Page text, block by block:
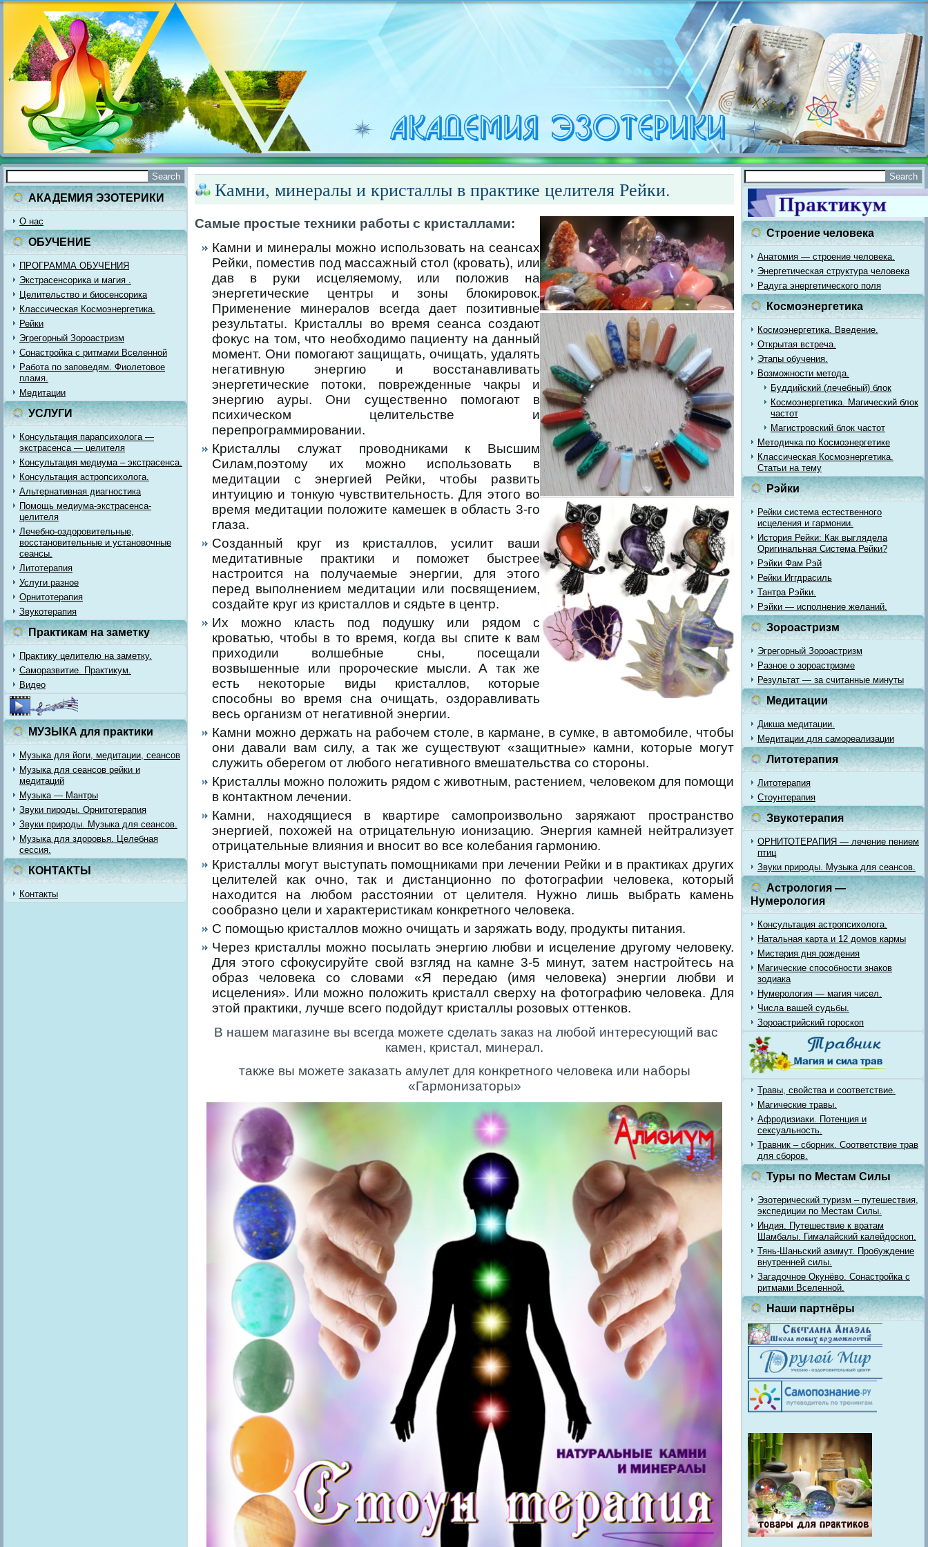
АКАДЕМИЯ ЭЗОТЕРИКИ
О нас
ОБУЧЕНИЕ
ПРОГРАММА ОБУЧЕНИЯ
Экстрасенсорика и магия .
Целительство и биосенсорика
Классическая Космоэнергетика.
Рейки
Эгрегорный Зороастризм
Сонастройка с ритмами Вселенной
Работа по заповедям. Фиолетовое
пламя.
Медитации
УСЛУГИ
Консультация парапсихолога —
экстрасенса — целителя
Консультация медиума – экстрасенса.
Консультация астропсихолога.
Альтернативная диагностика
Помощь медиума-экстрасенса-
целителя
Лечебно-оздоровительные,
восстановительные и установочные
сеансы.
Литотерапия
Услуги разное
Орнитотерапия
Звукотерапия
Практикам на заметку
Практику целителю на заметку.
Саморазвитие. Практикум.
Видео
МУЗЫКА для практики
Музыка для йоги, медитации, сеансов
Музыка для сеансов рейки и
медитаций
Музыка — Мантры
Звуки пироды. Орнитотерапия
Звуки природы. Музыка для сеансов.
Музыка для здоровья. Целебная
сессия.
КОНТАКТЫ
Контакты
Камни, минералы и кристаллы в практике целителя Рейки.
Самые простые техники работы с кристаллами:
Камни и минералы можно использовать на сеансах
Рейки, поместив под массажный стол (кровать), или
дав в руки исцеляемому, или положив на
энергетические центры и зоны блокировок.
Применение минералов всегда дает позитивные
результаты. Кристаллы во время сеанса создают
фокус на том, что необходимо пациенту на данный
момент. Они помогают защищать, очищать, удалять
негативную энергию и восстанавливать
энергетические потоки, поврежденные чакры и
энергию ауры. Они существенно помогают в
психическом целительстве и
перепрограммировании.
Кристаллы служат проводниками к Высшим
Силам,поэтому их можно использовать в
медитации с энергией Рейки, чтобы развить
интуицию и тонкую чувствительность. Для этого во
время медитации положите камешек в область 3-го
глаза.
Созданный круг из кристаллов, усилит ваши
медитативные практики и поможет быстрее
настроится на получаемые энергии, для этого
перед выполнением медитации или посвящением,
создайте круг из кристаллов и сядьте в центр.
Их можно класть под подушку или рядом с
кроватью, чтобы в то время, когда вы спите к вам
приходили волшебные сны, посещали
возвышенные или пророческие мысли. А так же
есть некоторые виды кристаллов, которые
способны во время сна очищать, оздоравливать
весь организм от негативной энергии.
Камни можно держать на рабочем столе, в кармане, в сумке, в автомобиле, чтобы
они давали вам силу, а так же существуют «защитные» камни, которые могут
служить оберегом от любого негативного вмешательства со стороны.
Кристаллы можно положить рядом с животным, растением, человеком для помощи
в контактном лечении.
Камни, находящиеся в квартире самопроизвольно заряжают пространство
энергией, похожей на отрицательную ионизацию. Энергия камней нейтрализует
отрицательные влияния и вносит во все колебания гармонию.
Кристаллы могут выступать помощниками при лечении Рейки и в практиках других
целителей как очно, так и дистанционно по фотографии человека, который
находится на любом расстоянии от целителя. Нужно лишь выбрать камень
сообразно цели и характеристикам конкретного человека.
С помощью кристаллов можно очищать и заряжать воду, продукты питания.
Через кристаллы можно посылать энергию любви и исцеление другому человеку.
Для этого сфокусируйте свой взгляд на камне 3-5 минут, затем настройтесь на
образ человека со словами «Я передаю (имя человека) энергии любви и
исцеления». Или можно положить кристалл сверху на фотографию человека. Для
этой практики, лучше всего подойдут кристаллы розовых оттенков.
В нашем магазине вы всегда можете сделать заказ на любой интересующий вас
камен, кристал, минерал.
также вы можете заказать амулет для конкретного человека или наборы
«Гармонизаторы»
Строение человека
Анатомия — строение человека.
Энергетическая структура человека
Радуга энергетического поля
Космоэнергетика
Космоэнергетика. Введение.
Открытая встреча.
Этапы обучения.
Возможности метода.
Буддийский (лечебный) блок
Космоэнергетика. Магический блок
частот
Магистровский блок частот
Методичка по Космоэнергетике
Классическая Космоэнергетика.
Статьи на тему
Рэйки
Рейки система естественного
исцеления и гармонии.
История Рейки: Как выглядела
Оригинальная Система Рейки?
Рэйки Фам Рэй
Рейки Иггдрасиль
Тантра Рэйки.
Рэйки — исполнение желаний.
Зороастризм
Эгрегорный Зороастризм
Разное о зороастризме
Результат — за считанные минуты
Медитации
Дикша медитации.
Медитации для самореализации
Литотерапия
Литотерапия
Стоунтерапия
Звукотерапия
ОРНИТОТЕРАПИЯ — лечение пением
птиц
Звуки природы. Музыка для сеансов.
Астрология —
Нумерология
Консультация астропсихолога.
Натальная карта и 12 домов кармы
Мистерия дня рождения
Магические способности знаков
зодиака
Нумерология — магия чисел.
Числа вашей судьбы.
Зороастрийский гороскоп
Травы, свойства и соответствие.
Магические травы.
Афродизиаки. Потенция и
сексуальность.
Травник – сборник. Соответствие трав
для сборов.
Туры по Местам Силы
Эзотерический туризм – путешествия,
экспедиции по Местам Силы.
Индия. Путешествие к вратам
Шамбалы. Гималайский калейдоскоп.
Тянь-Шаньский азимут. Пробуждение
внутренней силы.
Загадочное Окунёво. Сонастройка с
ритмами Вселенной.
Наши партнёры